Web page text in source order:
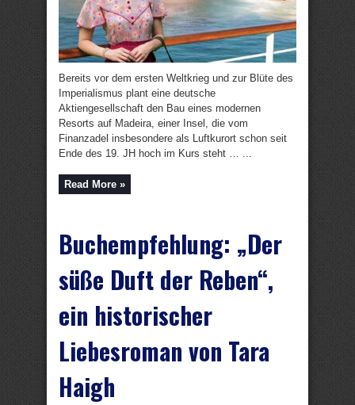
Bereits vor dem ersten Weltkrieg und zur Blüte des
Imperialismus plant eine deutsche
Aktiengesellschaft den Bau eines modernen
Resorts auf Madeira, einer Insel, die vom
Finanzadel insbesondere als Luftkurort schon seit
Ende des 19. JH hoch im Kurs steht … ...
Read More »
Buchempfehlung: „Der
süße Duft der Reben“,
ein historischer
Liebesroman von Tara
Haigh